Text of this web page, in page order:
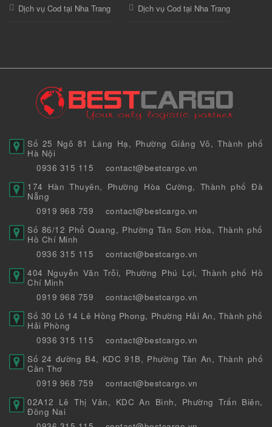
Dịch vụ Cod tại Nha Trang Dịch vụ Cod tại Nha Trang
Số 25 Ngõ 81 Láng Hạ, Phường Giảng Võ, Thành phố
Hà Nội
0936 315 115
contact@bestcargo.vn
174 Hàn Thuyên, Phường Hòa Cường, Thành phố Đà
Nẵng
0919 968 759
contact@bestcargo.vn
Số 86/12 Phổ Quang, Phường Tân Sơn Hòa, Thành phố
Hồ Chí Minh
0936 315 115
contact@bestcargo.vn
404 Nguyễn Văn Trỗi, Phường Phú Lợi, Thành phố Hồ
Chí Minh
0919 968 759
contact@bestcargo.vn
Số 30 Lô 14 Lê Hồng Phong, Phường Hải An, Thành phố
Hải Phòng
0936 315 115
contact@bestcargo.vn
Số 24 đường B4, KDC 91B, Phường Tân An, Thành phố
Cần Thơ
0919 968 759
contact@bestcargo.vn
02A12 Lê Thị Vân, KDC An Bình, Phường Trấn Biên,
Đồng Nai